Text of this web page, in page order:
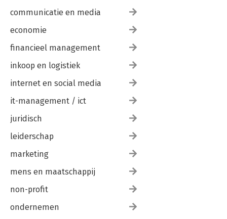
communicatie en media
economie
financieel management
inkoop en logistiek
internet en social media
it-management / ict
juridisch
leiderschap
marketing
mens en maatschappij
non-profit
ondernemen